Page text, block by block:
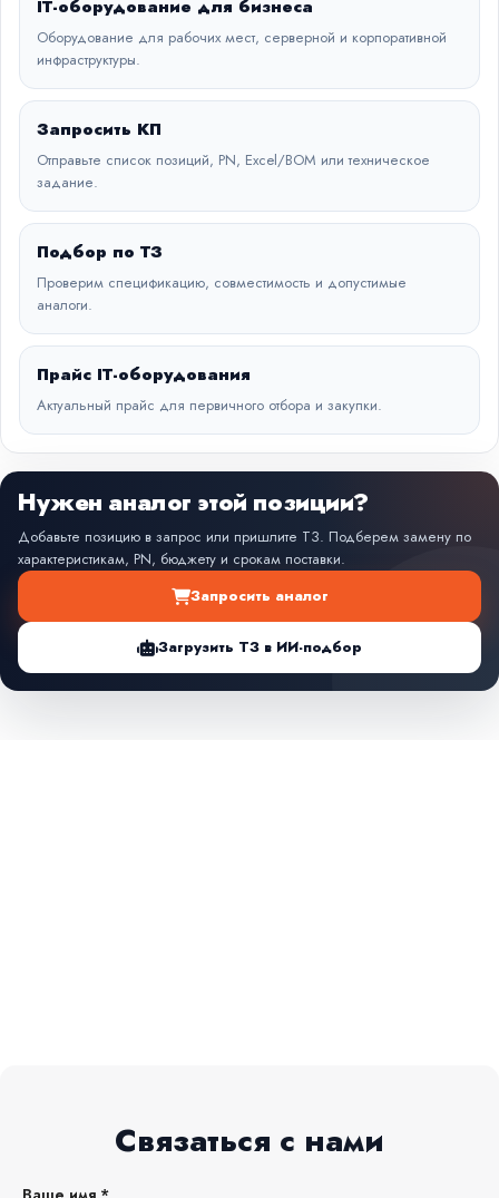
IT-оборудование для бизнеса
Оборудование для рабочих мест, серверной и корпоративной
инфраструктуры.
Запросить КП
Отправьте список позиций, PN, Excel/BOM или техническое
задание.
Подбор по ТЗ
Проверим спецификацию, совместимость и допустимые
аналоги.
Прайс IT-оборудования
Актуальный прайс для первичного отбора и закупки.
Нужен аналог этой позиции?
Добавьте позицию в запрос или пришлите ТЗ. Подберем замену по
характеристикам, PN, бюджету и срокам поставки.
Запросить аналог
Загрузить ТЗ в ИИ-подбор
Связаться с нами